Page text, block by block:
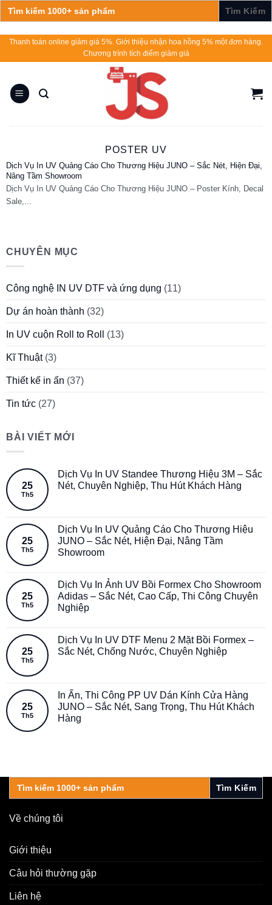
Search
for:
Skip
Thanh toán online giảm giá 5%. Giới thiệu nhận hoa hồng 5% một đơn hàng.
Chương trình tích điểm giảm giá
POSTER UV
Dịch Vụ In UV Quảng Cáo Cho Thương Hiệu JUNO – Sắc Nét, Hiện Đại,
Nâng Tầm Showroom
Dịch Vụ In UV Quảng Cáo Cho Thương Hiệu JUNO – Poster Kính, Decal
Sale,...
CHUYÊN MỤC
Công nghệ IN UV DTF và ứng dụng (11)
Dự án hoàn thành (32)
In UV cuộn Roll to Roll (13)
Kĩ Thuật(3)
Thiết kế in ấn (37)
Tin tức (27)
BÀI VIẾT MỚI
25
Th5
Dịch Vụ In UV Standee Thương Hiệu 3M – Sắc
Nét, Chuyên Nghiệp, Thu Hút Khách Hàng
25
Th5
Dịch Vụ In UV Quảng Cáo Cho Thương Hiệu
JUNO – Sắc Nét, Hiện Đại, Nâng Tầm
Showroom
25
Th5
Dịch Vụ In Ảnh UV Bồi Formex Cho Showroom
Adidas – Sắc Nét, Cao Cấp, Thi Công Chuyên
Nghiệp
25
Th5
Dịch Vụ In UV DTF Menu 2 Mặt Bồi Formex –
Sắc Nét, Chống Nước, Chuyên Nghiệp
25
Th5
In Ấn, Thi Công PP UV Dán Kính Cửa Hàng
JUNO – Sắc Nét, Sang Trọng, Thu Hút Khách
Hàng
Search
for:
Về chúng tôi
Giới thiệu
Câu hỏi thường gặp
Liên hệ